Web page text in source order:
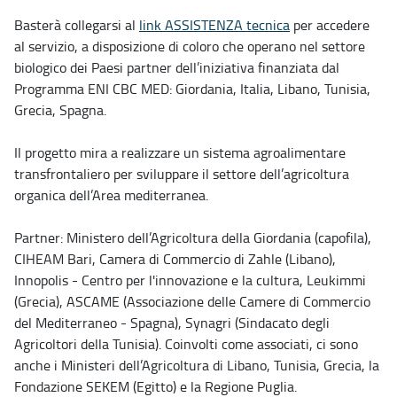
Basterà collegarsi al link ASSISTENZA tecnica per accedere
al servizio, a disposizione di coloro che operano nel settore
biologico dei Paesi partner dell’iniziativa finanziata dal
Programma ENI CBC MED: Giordania, Italia, Libano, Tunisia,
Grecia, Spagna.
Il progetto mira a realizzare un sistema agroalimentare
transfrontaliero per sviluppare il settore dell’agricoltura
organica dell’Area mediterranea.
Partner: Ministero dell’Agricoltura della Giordania (capofila),
CIHEAM Bari, Camera di Commercio di Zahle (Libano),
Innopolis - Centro per l'innovazione e la cultura, Leukimmi
(Grecia), ASCAME (Associazione delle Camere di Commercio
del Mediterraneo - Spagna), Synagri (Sindacato degli
Agricoltori della Tunisia). Coinvolti come associati, ci sono
anche i Ministeri dell’Agricoltura di Libano, Tunisia, Grecia, la
Fondazione SEKEM (Egitto) e la Regione Puglia.